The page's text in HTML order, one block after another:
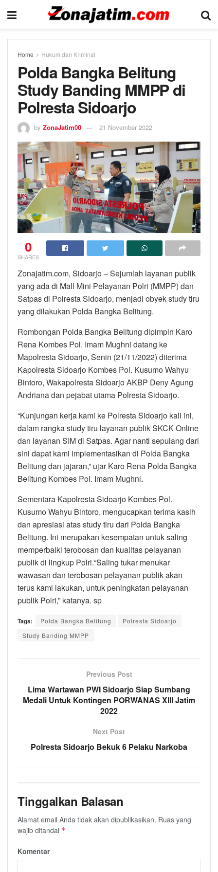
Home Hukum dan Kriminal
Polda Bangka Belitung
Study Banding MMPP di
Polresta Sidoarjo
by ZonaJatim00 21 November 2022
0
SHARES
Zonajatim.com, Sidoarjo – Sejumlah layanan publik
yang ada di Mall Mini Pelayanan Polri (MMPP) dan
Satpas di Polresta Sidoarjo, menjadi obyek study tiru
yang dilakukan Polda Bangka Belitung.
Rombongan Polda Bangka Belitung dipimpin Karo
Rena Kombes Pol. Imam Mughni datang ke
Mapolresta Sidoarjo, Senin (21/11/2022) diterima
Kapolresta Sidoarjo Kombes Pol. Kusumo Wahyu
Bintoro, Wakapolresta Sidoarjo AKBP Deny Agung
Andriana dan pejabat utama Polresta Sidoarjo.
“Kunjungan kerja kami ke Polresta Sidoarjo kali ini,
dalam rangka study tiru layanan publik SKCK Online
dan layanan SIM di Satpas. Agar nanti sepulang dari
sini dapat kami implementasikan di Polda Bangka
Belitung dan jajaran,” ujar Karo Rena Polda Bangka
Belitung Kombes Pol. Imam Mughni.
Sementara Kapolresta Sidoarjo Kombes Pol.
Kusumo Wahyu Bintoro, mengucapkan terima kasih
dan apresiasi atas study tiru dari Polda Bangka
Belitung. Ini merupakan kesempatan untuk saling
memperbaiki terobosan dan kualitas pelayanan
publik di lingkup Polri.“Saling tukar menukar
wawasan dan terobosan pelayanan publik akan
terus kami lakukan, untuk peningkatan pelayanan
publik Polri,” katanya. sp
Tags: Polda Bangka Belitung
Polresta Sidoarjo
Study Banding MMPP
Previous Post
Lima Wartawan PWI Sidoarjo Siap Sumbang
Medali Untuk Kontingen PORWANAS XIII Jatim
2022
Next Post
Polresta Sidoarjo Bekuk 6 Pelaku Narkoba
Tinggalkan Balasan
Alamat email Anda tidak akan dipublikasikan. Ruas yang
wajib ditandai *
Komentar